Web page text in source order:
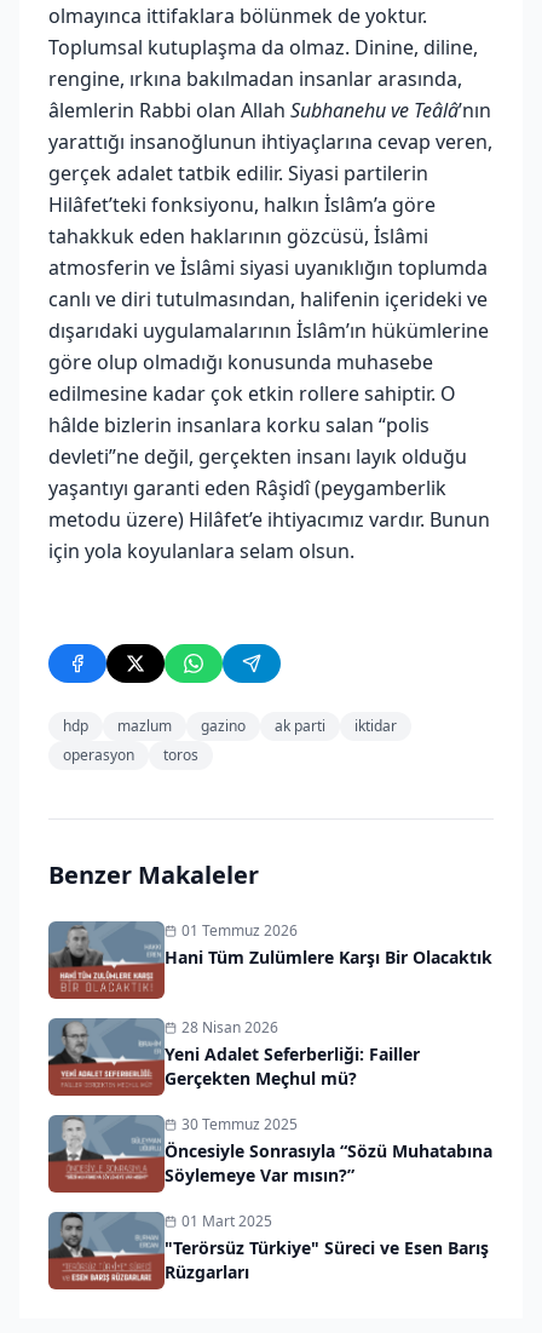
olmayınca ittifaklara bölünmek de yoktur.
Toplumsal kutuplaşma da olmaz. Dinine, diline,
rengine, ırkına bakılmadan insanlar arasında,
âlemlerin Rabbi olan Allah Subhanehu ve Teâlâ’nın
yarattığı insanoğlunun ihtiyaçlarına cevap veren,
gerçek adalet tatbik edilir. Siyasi partilerin
Hilâfet’teki fonksiyonu, halkın İslâm’a göre
tahakkuk eden haklarının gözcüsü, İslâmi
atmosferin ve İslâmi siyasi uyanıklığın toplumda
canlı ve diri tutulmasından, halifenin içerideki ve
dışarıdaki uygulamalarının İslâm’ın hükümlerine
göre olup olmadığı konusunda muhasebe
edilmesine kadar çok etkin rollere sahiptir. O
hâlde bizlerin insanlara korku salan “polis
devleti”ne değil, gerçekten insanı layık olduğu
yaşantıyı garanti eden Râşidî (peygamberlik
metodu üzere) Hilâfet’e ihtiyacımız vardır. Bunun
için yola koyulanlara selam olsun.
hdp mazlum gazino ak parti
iktidar
operasyon
toros
Benzer Makaleler
01 Temmuz 2026
Hani Tüm Zulümlere Karşı Bir Olacaktık
28 Nisan 2026
Yeni Adalet Seferberliği: Failler
Gerçekten Meçhul mü?
30 Temmuz 2025
Öncesiyle Sonrasıyla “Sözü Muhatabına
Söylemeye Var mısın?”
01 Mart 2025
"Terörsüz Türkiye" Süreci ve Esen Barış
Rüzgarları